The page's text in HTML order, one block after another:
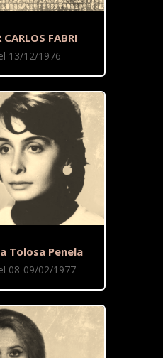
FABRI
13/12/1976
Tolosa Penela
08-09/02/1977